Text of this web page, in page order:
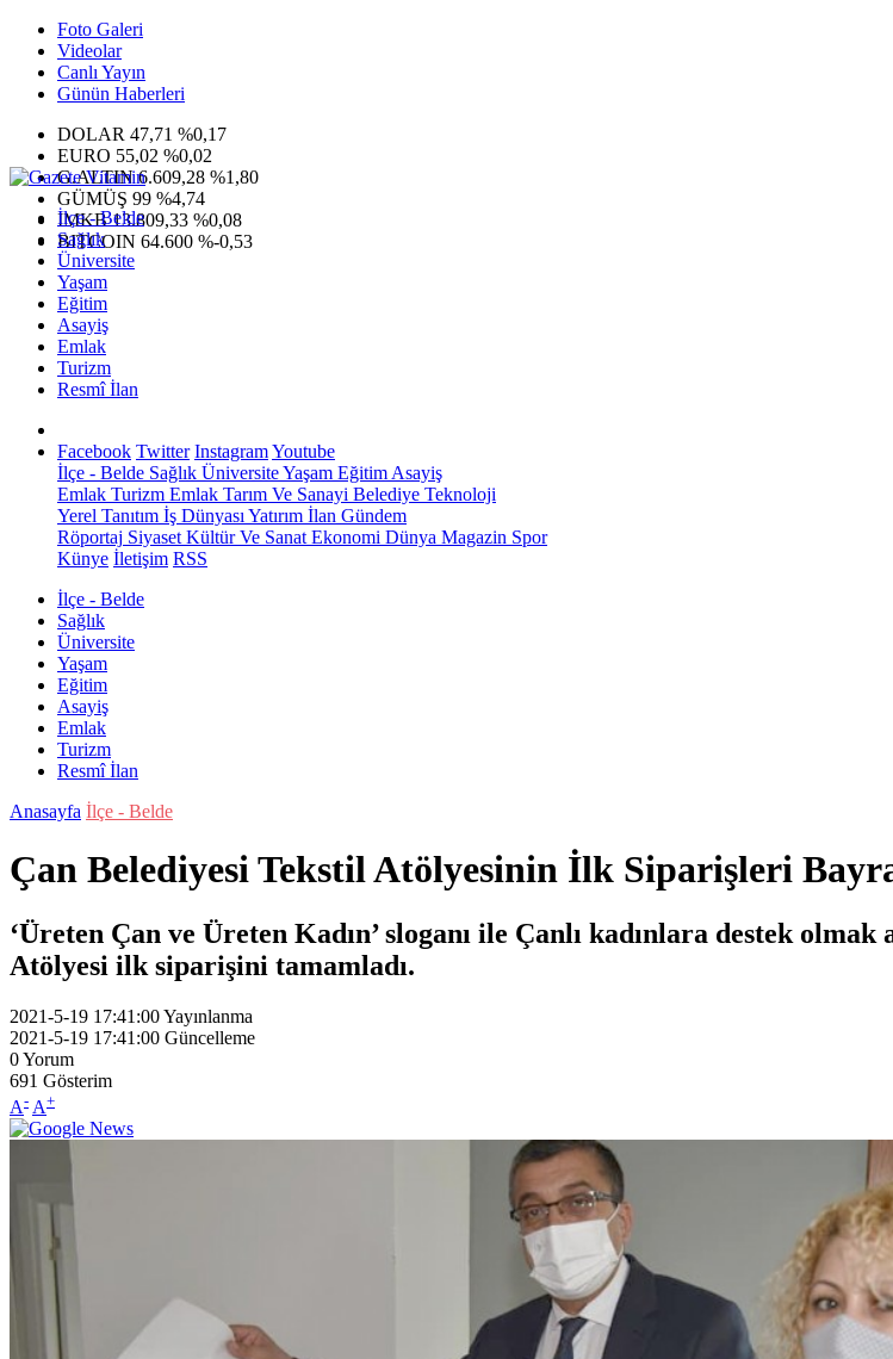
Foto Galeri
Videolar
Canlı Yayın
Günün Haberleri
DOLAR 47,71 %0,17
EURO 55,02 %0,02
G.ALTIN6.609,28 %1,80
GÜMÜŞ 99 %4,74
IMKB13.809,33 %0,08
BITCOIN 64.600 %-0,53
İlçe - Belde
Sağlık
Üniversite
Yaşam
Eğitim
Asayiş
Emlak
Turizm
Resmî İlan
Facebook Twitter InstagramYoutube
İlçe - Belde Sağlık ÜniversiteYaşam Eğitim Asayiş
Emlak Turizm Emlak Tarım Ve Sanayi Belediye Teknoloji
Yerel Tanıtım İş Dünyası Yatırım İlan Gündem
Röportaj Siyaset Kültür Ve Sanat Ekonomi Dünya Magazin Spor
Künye İletişim RSS
İlçe - Belde
Sağlık
Üniversite
Yaşam
Eğitim
Asayiş
Emlak
Turizm
Resmî İlan
Anasayfa İlçe - Belde
Çan Belediyesi Tekstil Atölyesinin İlk Siparişleri
‘Üreten Çan ve Üreten Kadın’ sloganı ile Çanlı kadınlara destek
Atölyesi ilk siparişini tamamladı.
2021-5-19 17:41:00Yayınlanma
2021-5-19 17:41:00 Güncelleme
0Yorum
691 Gösterim
A- A+